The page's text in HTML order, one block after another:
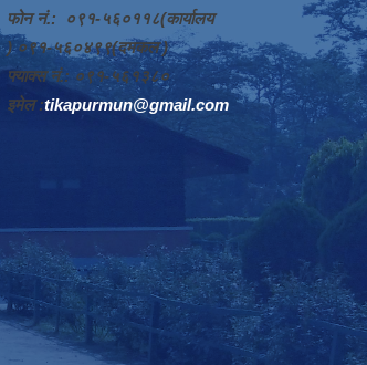
फोन नं.: ०९१-५६०११८(कार्यालय
) ०९१-५६०४९९(दमकल )
फ्याक्स नं.: ०९१-५६१३८०
इमेल :tikapurmun@gmail.com